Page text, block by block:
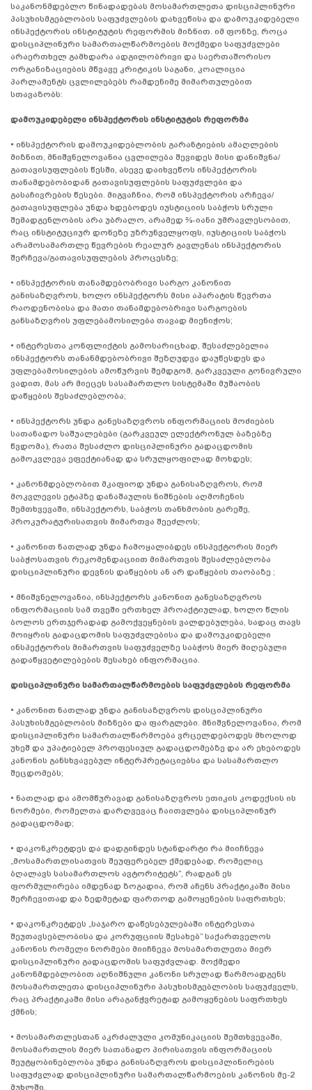
საკანონმდებლო წინადადებას მოსამართლეთა დისციპლინური
პასუხისმგებლობის საფუძვლების დახვეწისა და დამოუკიდებელი
ინსპექტორის ინსტიტუტის რეფორმის მიზნით. იმ ფონზე, როცა
დისციპლინური სამართალწარმოების მოქმედი საფუძვლები
არაერთხელ გამხდარა ადგილობრივი და საერთაშორისო
ორგანიზაციების მწვავე კრიტიკის საგანი, კოალიცია
პარლამენტს ცვლილებებს რამდენიმე მიმართულებით
სთავაზობს:
დამოუკიდებელი ინსპექტორის ინსტიტუტის რეფორმა
• ინსპექტორის დამოუკიდებლობის გარანტიების ამაღლების
მიზნით, მნიშვნელოვანია ცვლილება შევიდეს მისი დანიშვნა/
გათავისუფლების წესში, ასევე დაიხვეწოს ინსპექტორის
თანამდებობიდან გათავისუფლების საფუძვლები და
გასაჩივრების წესები. მიგვაჩნია, რომ ინსპექტორის არჩევა/
გათავისუფლება უნდა ხდებოდეს იუსტიციის საბჭოს სრული
შემადგენლობის არა უბრალო, არამედ ⅔-იანი უმრავლესობით,
რაც ინსტიტუციურ დონეზე უზრუნველყოფს, იუსტიციის საბჭოს
არამოსამართლე წევრების რეალურ გავლენას ინსპექტორის
შერჩევა/გათავისუფლების პროცესზე;
• ინსპექტორის თანამდებობრივი სარგო კანონით
განისაზღვროს, ხოლო ინსპექტორს მისი აპარატის წევრთა
რაოდენობისა და მათი თანამდებობრივი სარგოების
განსაზღვრის უფლებამოსილება თავად მიენიჭოს;
• ინტერესთა კონფლიქტის გამოსარიცხად, შესაძლებელია
ინსპექტორს თანანმდებობრივი შეზღუდვა დაუწესდეს და
უფლებამოსილების ამოწურვის შემდგომ, გარკვეული გონივრული
ვადით, მას არ მიეცეს სასამართლო სისტემაში მუშაობის
დაწყების შესაძლებლობა;
• ინსპექტორს უნდა განესაზღვროს ინფორმაციის მოძიების
სათანადო საშუალებები (გარკვეულ ელექტრონულ ბაზებზე
წვდომა), რათა შესაძლო დისციპლინური გადაცდომის
გამოკვლევა ეფექტიანად და სრულყოფილად მოხდეს;
• კანონმდებლობით მკაფიოდ უნდა განისაზღვროს, რომ
მოკვლევის ეტაპზე დანაშაულის ნიშნების აღმოჩენის
შემთხვევაში, ინსპექტორს, საბჭოს თანხმობის გარეშე,
პროკურატურისათვის მიმართვა შეეძლოს;
• კანონით ნათლად უნდა ჩამოყალიბდეს ინსპექტორის მიერ
საბჭოსათვის რეკომენდაციით მიმართვის შესაძლებლობა
დისციპლინური დევნის დაწყების ან არ დაწყების თაობაზე ;
• მნიშვნელოვანია, ინსპექტორს კანონით განესაზღვროს
ინფორმაციის სამ თვეში ერთხელ პროაქტიულად, ხოლო წლის
ბოლოს ერთჯერადად გამოქვეყნების ვალდებულება, სადაც თავს
მოიყრის გადაცდომის საფუძვლებისა და დამოუკიდებელი
ინსპექტორის მიმართვის საფუძველზე საბჭოს მიერ მიღებული
გადაწყვეტილებების შესახებ ინფორმაცია.
დისციპლინური სამართალწარმოების საფუძვლების რეფორმა
• კანონით ნათლად უნდა განისაზღვროს დისციპლინური
პასუხისმგებლობის მიზნები და ფარგლები. მნიშვნელოვანია, რომ
დისციპლინური სამართალწარმოება ვრცელდებოდეს მხოლოდ
უხეშ და უპატიებელ პროფესიულ გადაცდომებზე და არ ეხებოდეს
კანონის განსხვავებულ ინტერპრეტაციებსა და სასამართლო
შეცდომებს;
• ნათლად და ამომწურავად განისაზღვროს ეთიკის კოდექსის ის
ნორმები, რომელთა დარღვევაც ჩაითვლება დისციპლინურ
გადაცდომად;
• დაკონკრეტდეს და დადგინდეს სტანდარტი რა მიიჩნევა
„მოსამართლისათვის შეუფერებელ ქმედებად, რომელიც
ბღალავს სასამართლოს ავტორიტეტს”, რადგან ეს
ფორმულირება იმდენად ზოგადია, რომ აჩენს პრაქტიკაში მისი
შერჩევითად და ზედმეტად ფართოდ გამოყენების საფრთხეს;
• დაკონკრეტდეს „საჯარო დაწესებულებაში ინტერესთა
შეუთავსებლობისა და კორუფციის შესახებ” საქართველოს
კანონის რომელი ნორმები მიიჩნევა მოსამართლეთა მიერ
დისციპლინური გადაცდომის საფუძვლად. მოქმედი
კანონმდებლობით აღნიშნული კანონი სრულად წარმოადგენს
მოსამართლეთა დისციპლინური პასუხისმგებლობის საფუძველს,
რაც პრაქტიკაში მისი არაგანჭვრეტად გამოყენების საფრთხეს
ქმნის;
• მოსამართლესთან აკრძალული კომუნიკაციის შემთხვევაში,
მოსამართლის მიერ სათანადო პირისათვის ინფორმაციის
შეუტყობინებლობა უნდა განისაზღვროს დისციპლინირების
საფუძვლად დისციპლინური სამართალწარმოების კანონის მე-2
მუხლში.